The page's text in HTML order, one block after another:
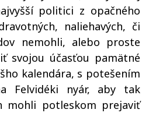
politici z opačného
naliehavých, či
nemohli, alebo proste
svojou účasťou pamätné
kalendára, s potešením
Felvidéki nyár, aby tak
mohli potleskom prejaviť